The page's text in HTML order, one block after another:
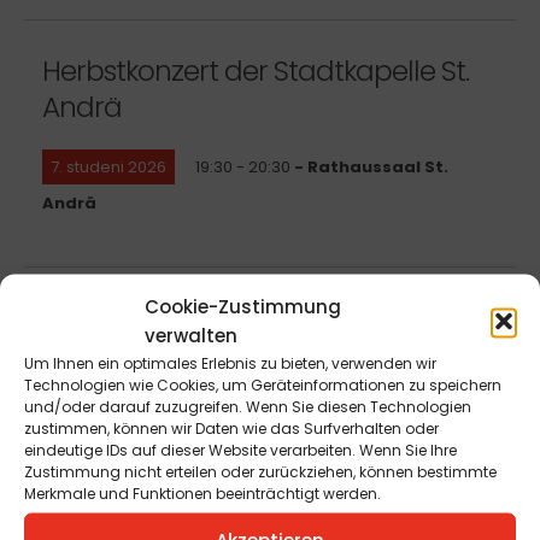
Cookie-Zustimmung
verwalten
Um Ihnen ein optimales Erlebnis zu bieten, verwenden wir
Technologien wie Cookies, um Geräteinformationen zu speichern
und/oder darauf zuzugreifen. Wenn Sie diesen Technologien
zustimmen, können wir Daten wie das Surfverhalten oder
eindeutige IDs auf dieser Website verarbeiten. Wenn Sie Ihre
Zustimmung nicht erteilen oder zurückziehen, können bestimmte
Merkmale und Funktionen beeinträchtigt werden.
Herbstkonzert der Stadtkapelle St.
Andrä
7. studeni 2026 19:30 - 20:30 - Rathaussaal St.
Andrä
Lichterfest mit Basar
28. studeni 2026 15:00 - 20:00- Kulturtreff Jakling